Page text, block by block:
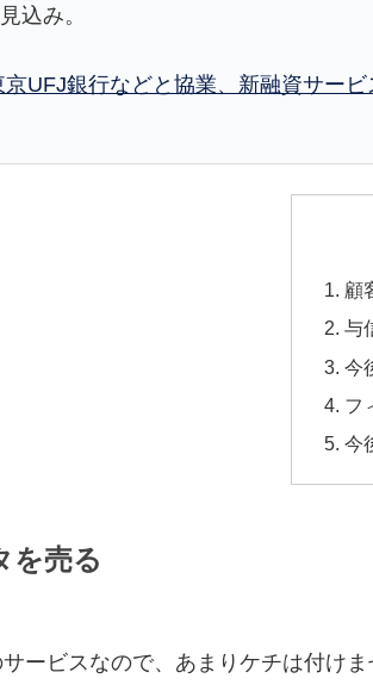
込み。
UFJ銀行などと協業、新融資サー
顧
与
今
フ
今
を売る
ービスなので、あまりケチは付け